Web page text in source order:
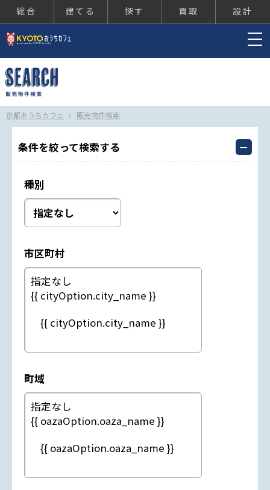
総合 建てる 探す 買取 設計
京都おうちカフェ 販売物件検索
条件を絞って検索する
種別
市区町村
町域